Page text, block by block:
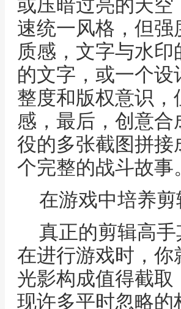
或压暗过亮的天
速统一风格，但
质感，文字与水
的文字，或一个
整度和版权意识
感，最后，创意
役的多张截图拼
个完整的战斗故事
在游戏中培养剪
真正的剪辑高
在进行游戏时，
光影构成值得截
现许多平时忽略